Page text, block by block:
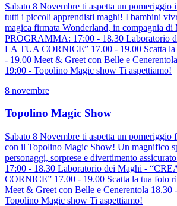
Sabato 8 Novembre ti aspetta un pomeriggio
tutti i piccoli apprendisti maghi! I bambini
magica firmata Wonderland, in compagnia di
PROGRAMMA: 17:00 - 18.30 Laboratorio
LA TUA CORNICE” 17.00 - 19.00 Scatta
- 19.00 Meet & Greet con Belle e
19:00 - Topolino Magic show Ti aspettiamo!
8 novembre
Topolino Magic Show
Sabato 8 Novembre ti aspetta un pomeriggio
con il Topolino Magic Show! Un magnifico
personaggi, sorprese e divertimento
17:00 - 18.30 Laboratorio dei Maghi -
CORNICE” 17.00 - 19.00 Scatta la tua foto
Meet & Greet con Belle e Cenerentola 18.30
Topolino Magic show Ti aspettiamo!